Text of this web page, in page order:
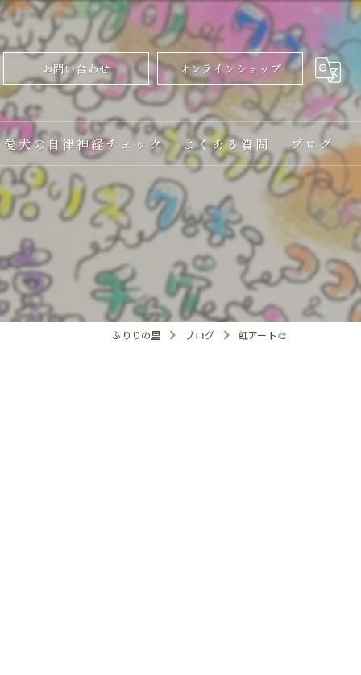
お問い合わせ オンラインショップ
愛犬の自律神経チェック よくある質問 ブログ
ふりりの里 ブログ 虹アート🎨